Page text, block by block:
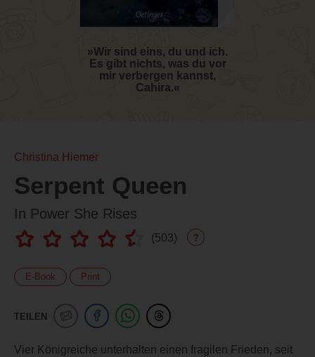
»Wir sind eins, du und ich.
Es gibt nichts, was du vor
mir verbergen kannst,
Cahira.«
Christina Hiemer
Serpent Queen
In Power She Rises
(503) ?
E-Book Print
TEILEN
Vier Königreiche unterhalten einen fragilen Frieden, seit